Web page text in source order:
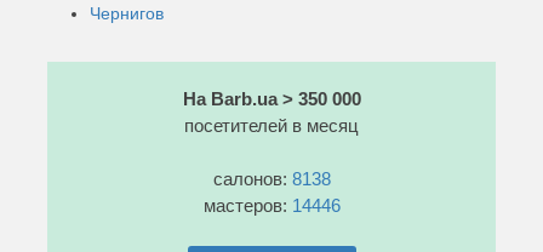
Чернигов
На Barb.ua > 350 000
посетителей в месяц
салонов: 8138
мастеров: 14446